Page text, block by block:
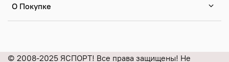
О Покупке
© 2008-2025 ЯСПОРТ! Все права защищены! Не